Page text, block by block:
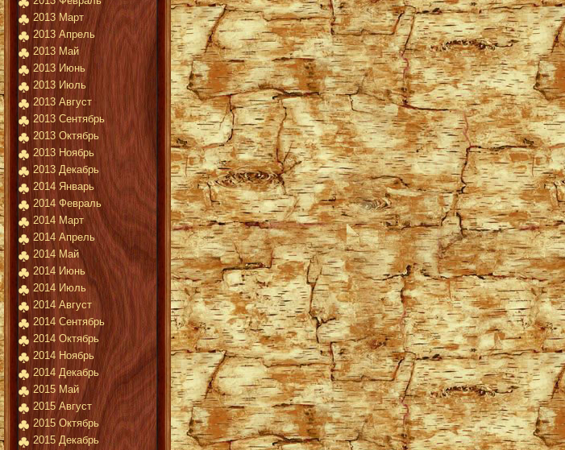
2013 Март
2013 Апрель
2013 Май
2013 Июнь
2013 Июль
2013 Август
2013 Сентябрь
2013 Октябрь
2013 Ноябрь
2013 Декабрь
2014 Январь
2014 Февраль
2014 Март
2014 Апрель
2014 Май
2014 Июнь
2014 Июль
2014 Август
2014 Сентябрь
2014 Октябрь
2014 Ноябрь
2014 Декабрь
2015 Май
2015 Август
2015 Октябрь
2015 Декабрь